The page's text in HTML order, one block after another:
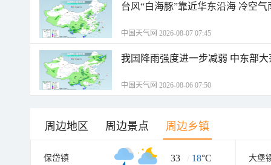
台风“白海豚”靠近华东沿海 冷空
中国天气网 2026-08-07 07:45
我国降雨强度进一步减弱 中东部
中国天气网 2026-08-06 07:50
周边地区 周边景点 周边乡镇
保岱镇 33 / 18°C 大堡